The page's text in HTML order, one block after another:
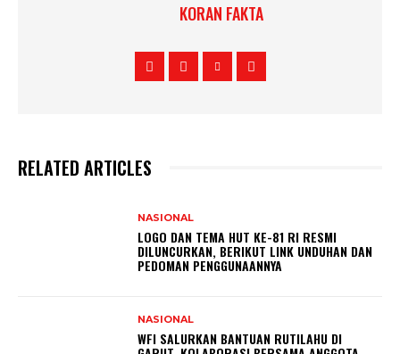
KORAN FAKTA
RELATED ARTICLES
NASIONAL
LOGO DAN TEMA HUT KE-81 RI RESMI
DILUNCURKAN, BERIKUT LINK UNDUHAN DAN
PEDOMAN PENGGUNAANNYA
NASIONAL
WFI SALURKAN BANTUAN RUTILAHU DI